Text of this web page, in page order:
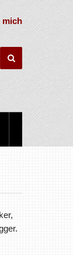
mich